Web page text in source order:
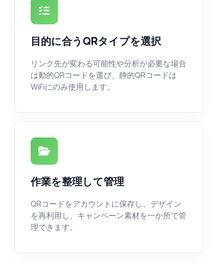
目的に合うQRタイプを選択
リンク先が変わる可能性や分析が必要な場合
は動的QRコードを選び、静的QRコードは
WiFiにのみ使用します。
作業を整理して管理
QRコードをアカウントに保存し、デザイン
を再利用し、キャンペーン素材を一か所で管
理できます。